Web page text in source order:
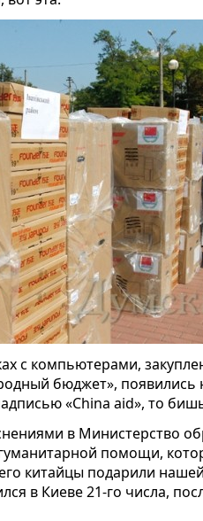
с компьютерами,
бюджет», появились
«China aid», то
в Министерство
помощи,
китайцы подарили
в Киеве 21-го числа,